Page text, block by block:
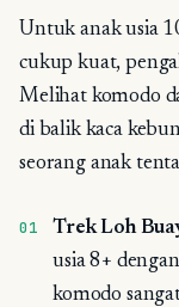
Untuk anak usia
cukup kuat,
Melihat komodo
di balik kaca
seorang anak
Trek Loh
usia 8+
komodo